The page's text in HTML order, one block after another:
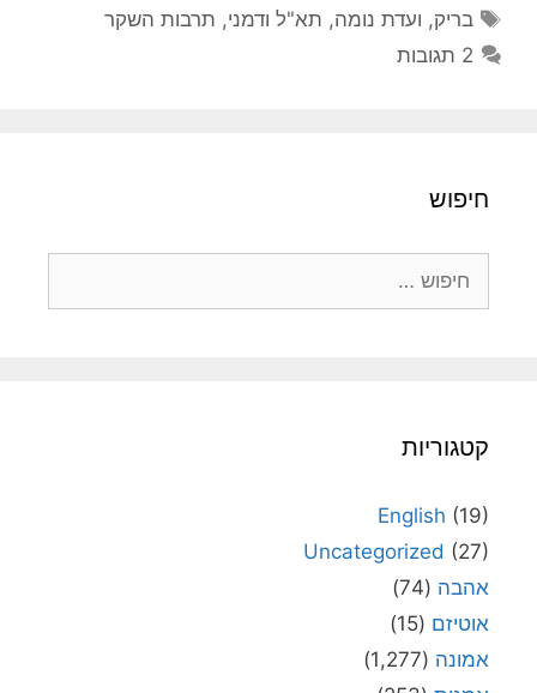
תגיות
בריק, ועדת נומה, תא"ל ודמני, תרבות השקר
2 תגובות
חיפוש
קטגוריות
English (19)
Uncategorized (27)
אהבה (74)
אוטיזם (15)
אמונה (1,277)